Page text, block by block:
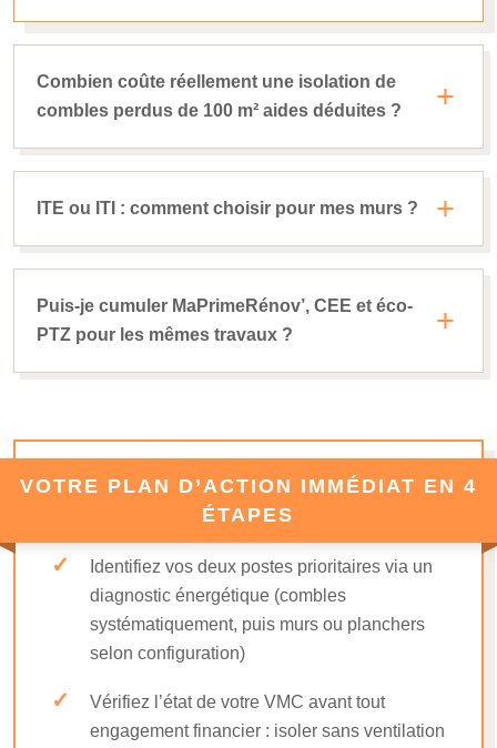
Combien coûte réellement une isolation de
combles perdus de 100 m² aides déduites ?
ITE ou ITI : comment choisir pour mes murs ?
Puis-je cumuler MaPrimeRénov’, CEE et éco-
PTZ pour les mêmes travaux ?
VOTRE PLAN D’ACTION IMMÉDIAT EN 4
ÉTAPES
Identifiez vos deux postes prioritaires via un
diagnostic énergétique (combles
systématiquement, puis murs ou planchers
selon configuration)
Vérifiez l’état de votre VMC avant tout
engagement financier : isoler sans ventilation